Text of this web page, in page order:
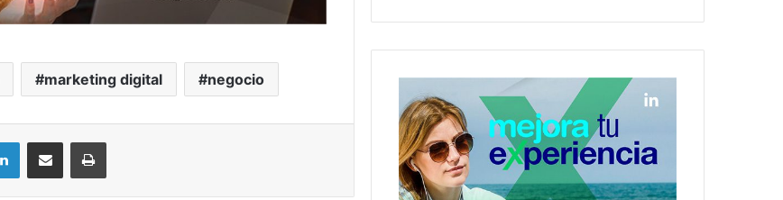
marketing digital negocio
LinkedInCompartir por correo electrónicoImprimir